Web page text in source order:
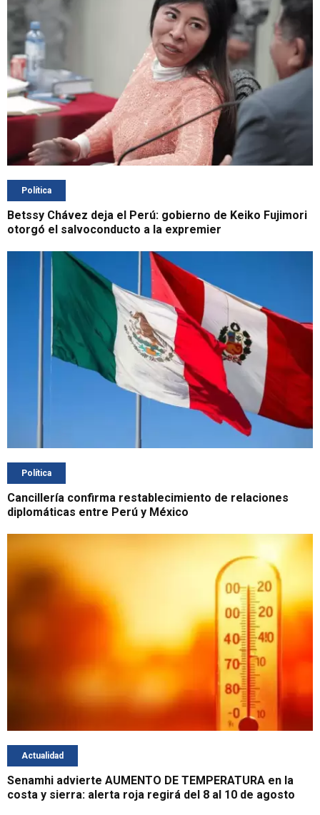
Política
Betssy Chávez deja el Perú: gobierno de Keiko Fujimori
otorgó el salvoconducto a la expremier
Política
Cancillería confirma restablecimiento de relaciones
diplomáticas entre Perú y México
Actualidad
Senamhi advierte AUMENTO DE TEMPERATURA en la
costa y sierra: alerta roja regirá del 8 al 10 de agosto